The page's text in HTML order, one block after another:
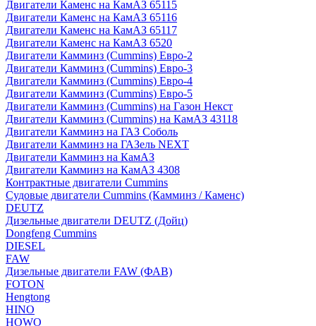
Двигатели Каменс на КамАЗ 65115
Двигатели Каменс на КамАЗ 65116
Двигатели Каменс на КамАЗ 65117
Двигатели Каменс на КамАЗ 6520
Двигатели Камминз (Cummins) Евро-2
Двигатели Камминз (Cummins) Евро-3
Двигатели Камминз (Cummins) Евро-4
Двигатели Камминз (Cummins) Евро-5
Двигатели Камминз (Cummins) на Газон Некст
Двигатели Камминз (Cummins) на КамАЗ 43118
Двигатели Камминз на ГАЗ Соболь
Двигатели Камминз на ГАЗель NEXT
Двигатели Камминз на КамАЗ
Двигатели Камминз на КамАЗ 4308
Контрактные двигатели Cummins
Судовые двигатели Cummins (Камминз / Каменс)
DEUTZ
Дизельные двигатели DEUTZ (Дойц)
Dongfeng Cummins
DIESEL
FAW
Дизельные двигатели FAW (ФАВ)
FOTON
Hengtong
HINO
HOWO